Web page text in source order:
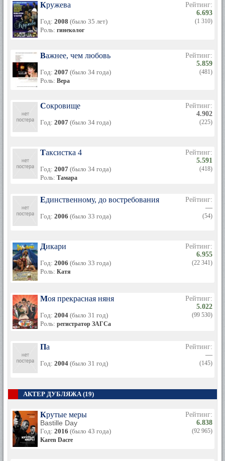
Кружева
Год: 2008 (было 35 лет)
Роль: гинеколог
Рейтинг:
6.693
(1 310)
Важнее, чем любовь
Год: 2007 (было 34 года)
Роль: Вера
Рейтинг:
5.859
(481)
Сокровище
Год: 2007 (было 34 года)
Рейтинг:
4.902
(225)
Таксистка 4
Год: 2007 (было 34 года)
Роль: Тамара
Рейтинг:
5.591
(418)
Единственному, до востребования
Год: 2006 (было 33 года)
Рейтинг:
—
(54)
Дикари
Год: 2006 (было 33 года)
Роль: Катя
Рейтинг:
6.955
(22 341)
Моя прекрасная няня
Год: 2004 (было 31 год)
Роль: регистратор ЗАГСа
Рейтинг:
5.022
(99 530)
Па
Год: 2004 (было 31 год)
Рейтинг:
—
(145)
АКТЕР ДУБЛЯЖА (19)
Крутые меры
Bastille Day
Год: 2016 (было 43 года)
Karen Dacre
Рейтинг:
6.838
(92 965)